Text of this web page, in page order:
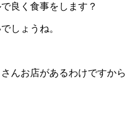
良く食事をします？
しょうね。
んお店があるわけですから